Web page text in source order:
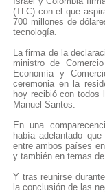
(TLC) con el que
700 millones de
tecnología.
La firma de la
ministro de
Economía y
ceremonia en la
hoy recibió con todos
Manuel Santos.
En una
había adelantado
entre ambos países
y también en temas
Y tras reunirse
la conclusión de las